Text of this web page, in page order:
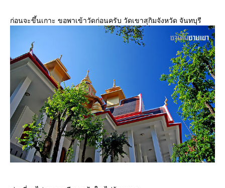
ก่อนจะขึ้นเกาะ ขอพาเข้าวัดก่อนครับ วัดเขาสุกิมจังหวัด จันทบุรี